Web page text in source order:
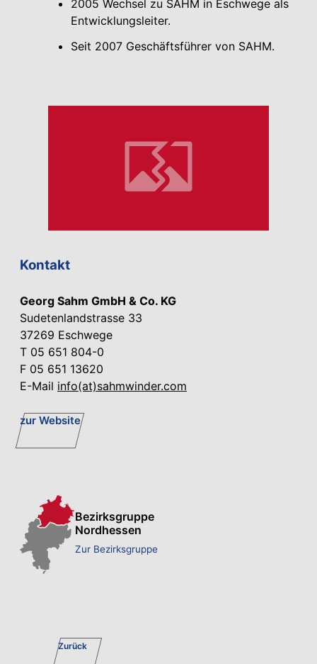
2005 Wechsel zu SAHM in Eschwege als
Entwicklungsleiter.
Seit 2007 Geschäftsführer von SAHM.
Kontakt
Georg Sahm GmbH & Co. KG
Sudetenlandstrasse 33
37269 Eschwege
T 05 651 804-0
F 05 651 13620
E-Mail info(at)sahmwinder.com
zur Website
Bezirksgruppe
Nordhessen
Zur Bezirksgruppe
Zurück